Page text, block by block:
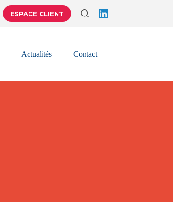
ESPACE CLIENT
Actualités Contact